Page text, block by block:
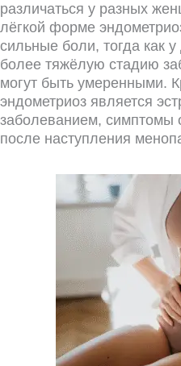
различаться у разных
лёгкой форме
сильные боли, тогда как
более тяжёлую стадию
могут быть умеренными.
эндометриоз является
заболеванием, симптомы
после наступления